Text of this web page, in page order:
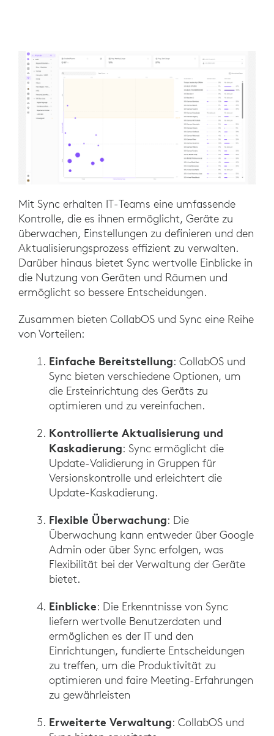
Mit Sync erhalten IT-Teams eine umfassende
Kontrolle, die es ihnen ermöglicht, Geräte zu
überwachen, Einstellungen zu definieren und den
Aktualisierungsprozess effizient zu verwalten.
Darüber hinaus bietet Sync wertvolle Einblicke in
die Nutzung von Geräten und Räumen und
ermöglicht so bessere Entscheidungen.
Zusammen bieten CollabOS und Sync eine Reihe
von Vorteilen:
Einfache Bereitstellung: CollabOS und
Sync bieten verschiedene Optionen, um
die Ersteinrichtung des Geräts zu
optimieren und zu vereinfachen.
Kontrollierte Aktualisierung und
Kaskadierung: Sync ermöglicht die
Update-Validierung in Gruppen für
Versionskontrolle und erleichtert die
Update-Kaskadierung.
Flexible Überwachung: Die
Überwachung kann entweder über Google
Admin oder über Sync erfolgen, was
Flexibilität bei der Verwaltung der Geräte
bietet.
Einblicke: Die Erkenntnisse von Sync
liefern wertvolle Benutzerdaten und
ermöglichen es der IT und den
Einrichtungen, fundierte Entscheidungen
zu treffen, um die Produktivität zu
optimieren und faire Meeting-Erfahrungen
zu gewährleisten
Erweiterte Verwaltung: CollabOS und